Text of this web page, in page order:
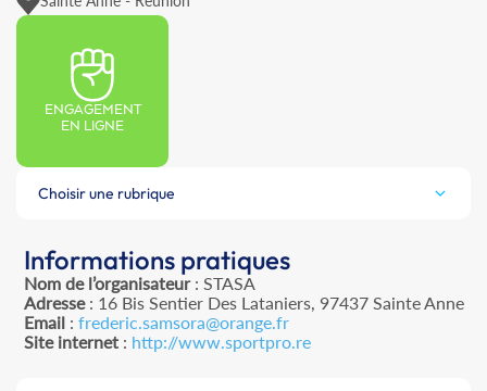
ENGAGEMENT
EN LIGNE
Choisir une rubrique
Informations pratiques
Nom de l’organisateur: STASA
Adresse: 16 Bis Sentier Des Lataniers, 97437 Sainte Anne
Email: frederic.samsora@orange.fr
Site internet: http://www.sportpro.re